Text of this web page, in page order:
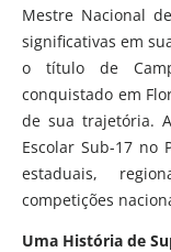
Mestre Nacional
significativas em
o título de
conquistado em
de sua trajetória.
Escolar Sub-17 no
estaduais,
competições
Uma História de